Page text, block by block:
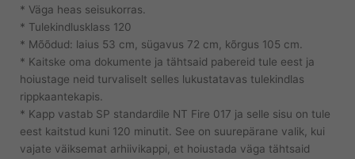
* Väga heas seisukorras.
* Tulekindlusklass 120
* Mõõdud: laius 53 cm, sügavus 72 cm, kõrgus 105 cm.
* Kaitske oma dokumente ja tähtsaid pabereid tule eest ja
hoiustage neid turvaliselt selles lukustatavas tulekindlas
rippkaantekapis.
* Kapp vastab SP standardile NT Fire 017 ja selle sisu on tule
eest kaitstud kuni 120 minutit. See on suurepärane valik, kui
vajate väiksemat arhiivikappi, et hoiustada väga tähtsaid